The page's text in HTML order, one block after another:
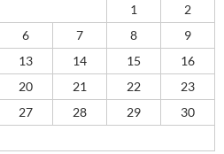
1
2
6 7 8
9
13 14 15
16
20 21 22
23
27 28 29
30